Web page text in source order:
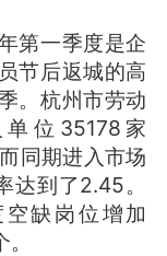
第一季度是企
节后返城的高
。杭州市劳动
位35178家
同期进入市场
达到了2.45。
缺岗位增加